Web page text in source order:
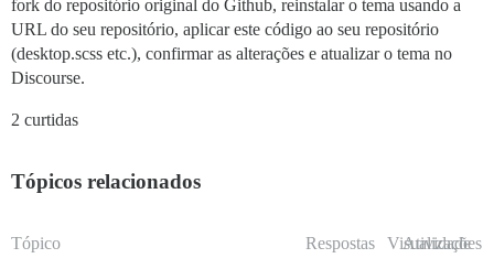
fork do repositório original do Github, reinstalar o tema usando a
URL do seu repositório, aplicar este código ao seu repositório
(desktop.scss etc.), confirmar as alterações e atualizar o tema no
Discourse.
2 curtidas
Tópicos relacionados
Tópico Respostas Visualizações
Atividade